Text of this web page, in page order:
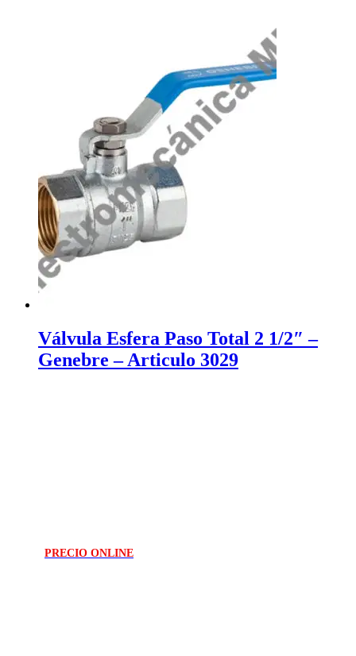
Válvula Esfera Paso Total 2 1/2″ –
Genebre – Articulo 3029
PRECIO ONLINE